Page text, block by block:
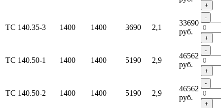
+
ТС 140.35-3 1400 1400 3690 2,1
33690
руб.
-
+
ТС 140.50-1 1400 1400 5190 2,9
46562
руб.
-
+
ТС 140.50-2 1400 1400 5190 2,9
46562
руб.
-
+